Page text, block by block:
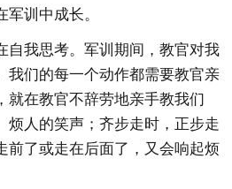
训中成长。
自我思考。军训期间，教官对我
我们的每一个动作都需要教官亲
就在教官不辞劳地亲手教我们
烦人的笑声；齐步走时，正步走
前了或走在后面了，又会响起烦